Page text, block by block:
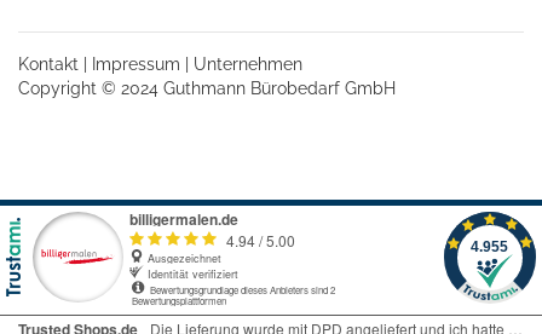
Kontakt Impressum
Unternehmen
Copyright © 2024 Guthmann Bürobedarf GmbH